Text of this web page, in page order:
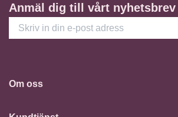
Anmäl dig till vårt nyhetsbrev
Om oss